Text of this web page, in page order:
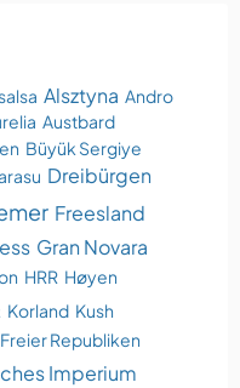
Alsztyna Andro
Austbard
Büyük Sergiye
Dreibürgen
Freesland
Gran Novara
HRR Høyen
Korland Kush
Republiken
Imperium